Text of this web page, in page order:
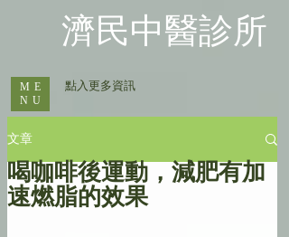
​濟民中醫診所
ME
NU
​ 點入更多資訊
文章
喝咖啡後運動，減肥有加
速燃脂的效果